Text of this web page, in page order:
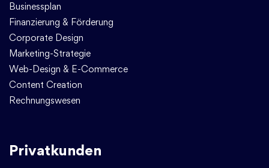
Businessplan
Finanzierung & Förderung
Corporate Design
Marketing-Strategie
Web-Design & E-Commerce
Content Creation
Rechnungswesen
Privatkunden